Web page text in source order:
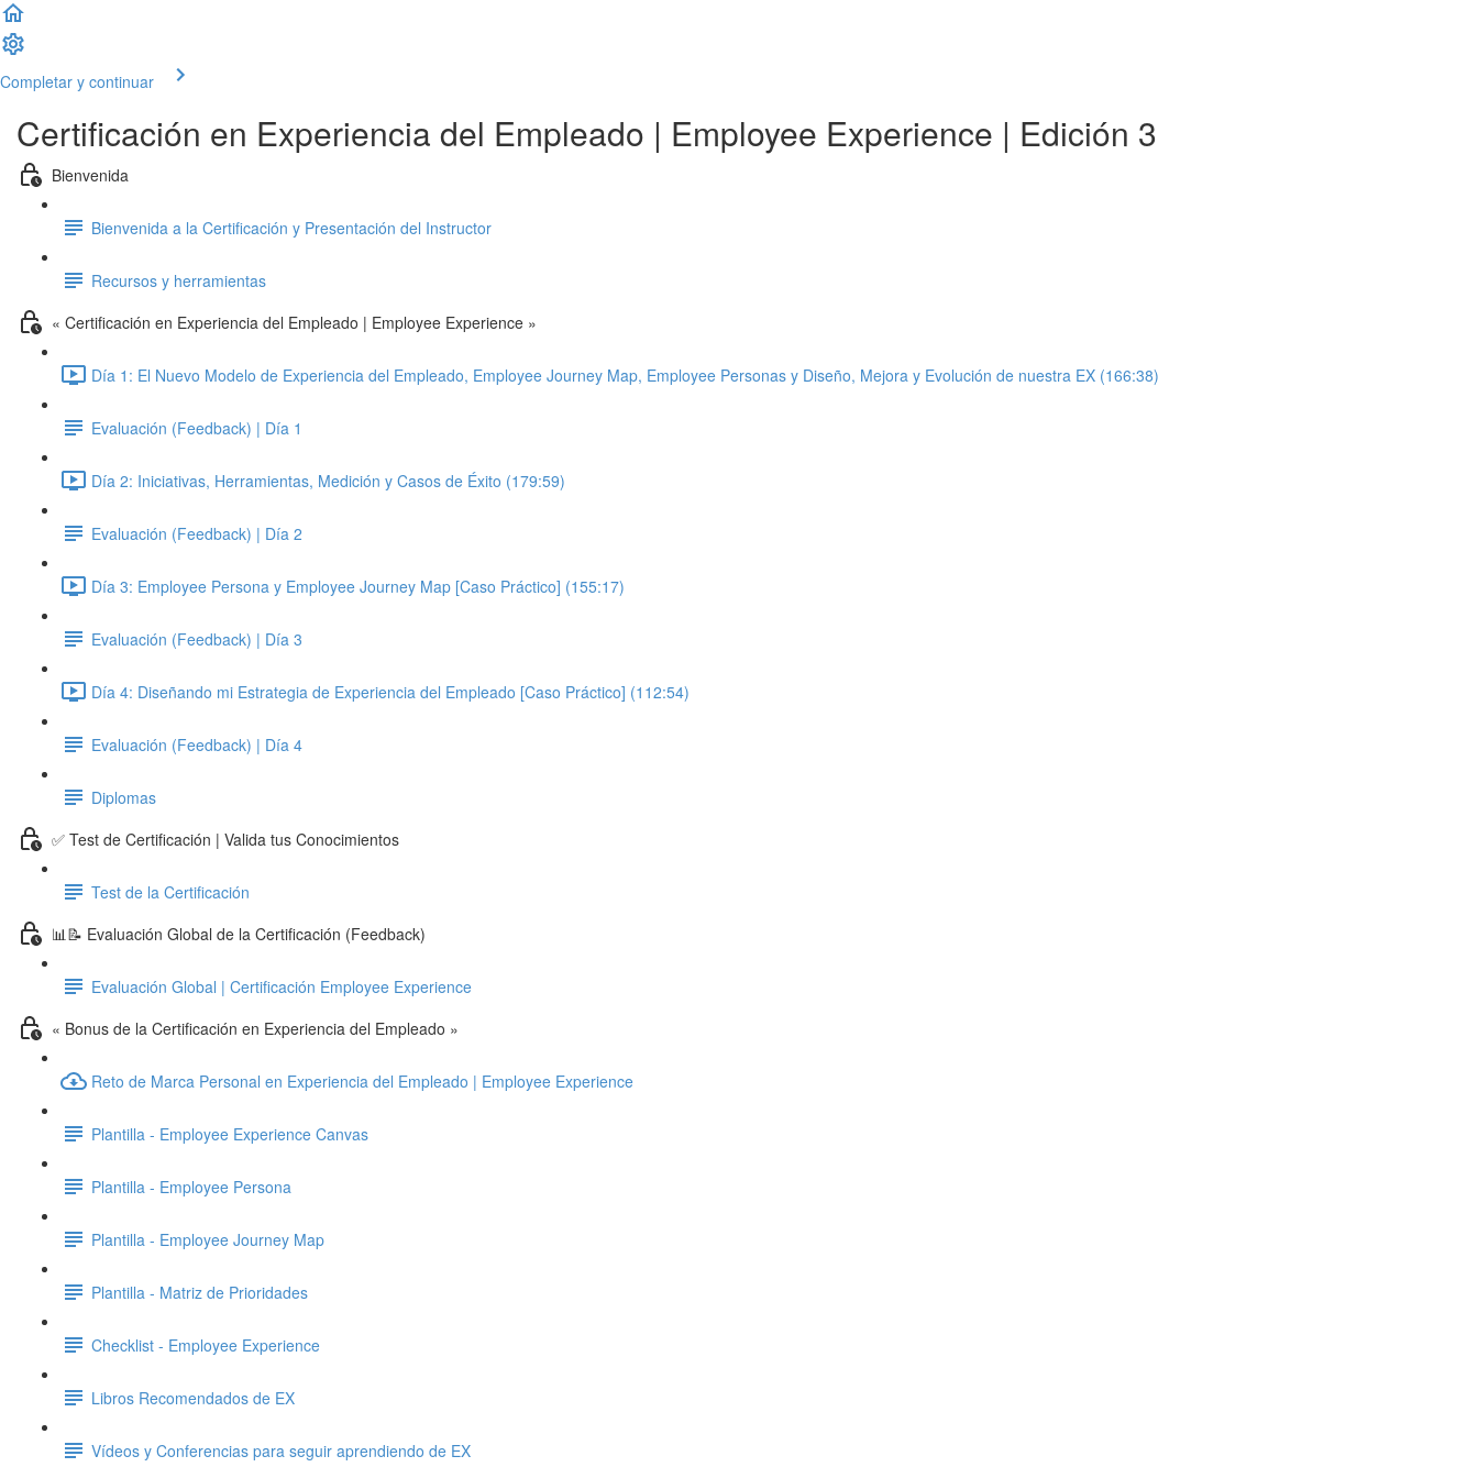
Completar y continuar
Certificación en Experiencia del Empleado | Employee Experience | Edición 3
Bienvenida
Bienvenida a la Certificación y Presentación del Instructor
Recursos y herramientas
« Certificación en Experiencia del Empleado | Employee Experience »
Día 1: El Nuevo Modelo de Experiencia del Empleado, Employee Journey Map, Employee Personas y Diseño, Mejora y Evolución de nuestra EX (166:38)
Evaluación (Feedback) | Día 1
Día 2: Iniciativas, Herramientas, Medición y Casos de Éxito (179:59)
Evaluación (Feedback) | Día 2
Día 3: Employee Persona y Employee Journey Map [Caso Práctico] (155:17)
Evaluación (Feedback) | Día 3
Día 4: Diseñando mi Estrategia de Experiencia del Empleado [Caso Práctico] (112:54)
Evaluación (Feedback) | Día 4
Diplomas
✅ Test de Certificación | Valida tus Conocimientos
Test de la Certificación
📊📝 Evaluación Global de la Certificación (Feedback)
Evaluación Global | Certificación Employee Experience
« Bonus de la Certificación en Experiencia del Empleado »
Reto de Marca Personal en Experiencia del Empleado | Employee Experience
Plantilla - Employee Experience Canvas
Plantilla - Employee Persona
Plantilla - Employee Journey Map
Plantilla - Matriz de Prioridades
Checklist - Employee Experience
Libros Recomendados de EX
Vídeos y Conferencias para seguir aprendiendo de EX